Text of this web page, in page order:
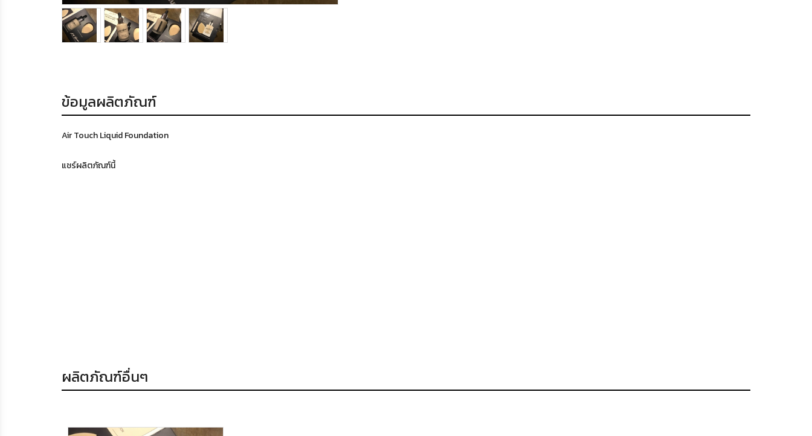
ข้อมูลผลิตภัณฑ์
Air Touch Liquid Foundation
แชร์ผลิตภัณฑ์นี้
ผลิตภัณฑ์อื่นๆ